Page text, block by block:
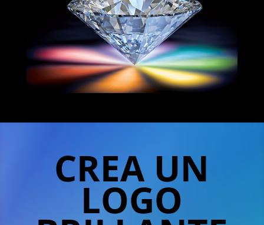
CREA UN
LOGO